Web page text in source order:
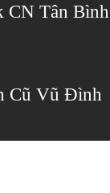
CN Tân Bình
Cũ Vũ Đình